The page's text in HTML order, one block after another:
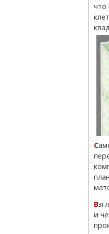
что
Самое обидное, что компьютерная программа не точно передает оттенок и не может
Взглянув на картинку будущего туалета, уже чувствуется, как поднимается настроение
и